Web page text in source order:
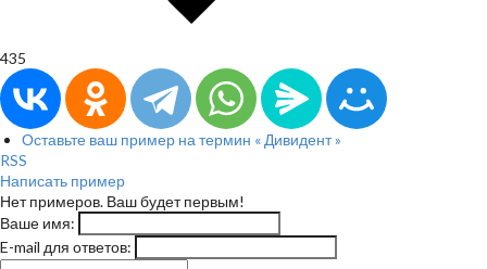
435
Оставьте ваш пример на термин « Дивидент »
RSS
Написать пример
Нет примеров. Ваш будет первым!
Ваше имя:
E-mail для ответов: